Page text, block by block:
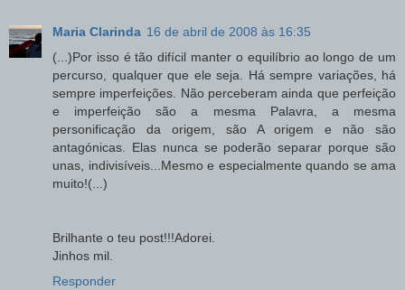
Maria Clarinda 16 de abril de 2008 às 16:35
(...)Por isso é tão difícil manter o equilíbrio ao longo de um
percurso, qualquer que ele seja. Há sempre variações, há
sempre imperfeições. Não perceberam ainda que perfeição
e imperfeição são a mesma Palavra, a mesma
personificação da origem, são A origem e não são
antagónicas. Elas nunca se poderão separar porque são
unas, indivisíveis...Mesmo e especialmente quando se ama
muito!(...)
Brilhante o teu post!!!Adorei.
Jinhos mil.
Responder